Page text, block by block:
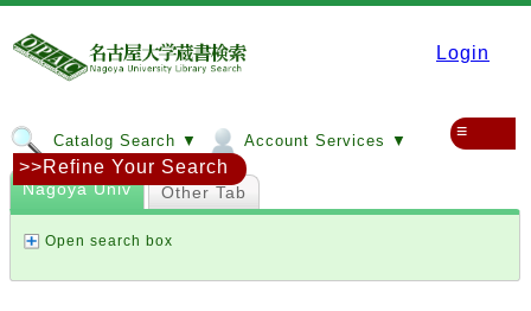
Login
Catalog Search ▼ Account Services ▼ ≡
Nagoya Univ Other Tab
Open search box
>>Refine Your Search